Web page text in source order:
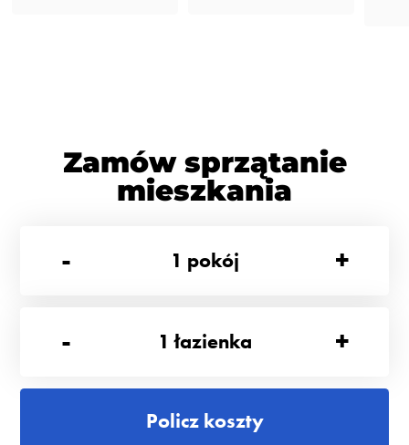
Zamów sprzątanie
mieszkania
-
1 pokój +
- 1 łazienka +
Policz koszty